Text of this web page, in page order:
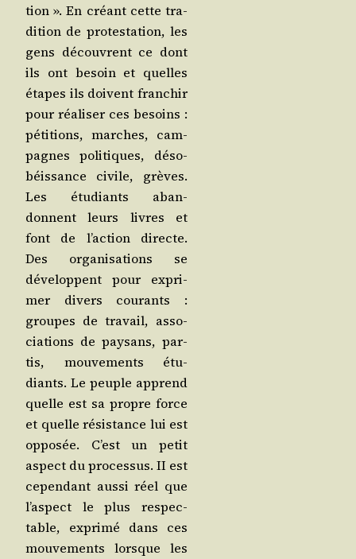
tion ». En créant cette tra­
di­tion de pro­tes­ta­tion, les
gens découvrent ce dont
ils ont besoin et quelles
étapes ils doivent fran­chir
pour réa­li­ser ces besoins :
péti­tions, marches, cam­
pagnes poli­tiques, déso­
béis­sance civile, grèves.
Les étu­diants aban­
donnent leurs livres et
font de l’action directe.
Des orga­ni­sa­tions se
déve­loppent pour expri­
mer divers cou­rants :
groupes de tra­vail, asso­
cia­tions de pay­sans, par­
tis, mou­ve­ments étu­
diants. Le peuple apprend
quelle est sa propre force
et quelle résis­tance lui est
oppo­sée. C’est un petit
aspect du pro­ces­sus. II est
cepen­dant aus­si réel que
l’aspect le plus res­pec­
table, expri­mé dans ces
mou­ve­ments lorsque les